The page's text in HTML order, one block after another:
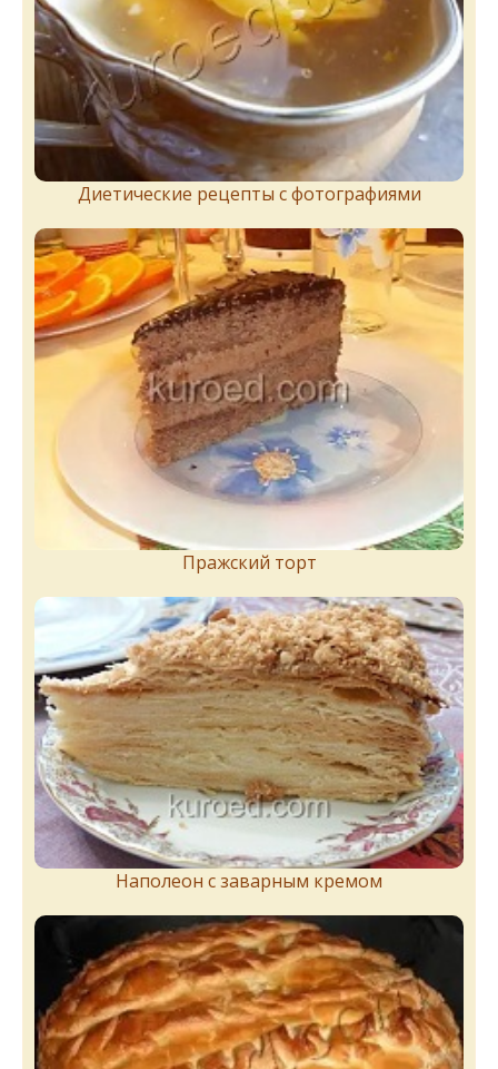
Диетические рецепты с фотографиями
Пражский торт
Наполеон с заварным кремом